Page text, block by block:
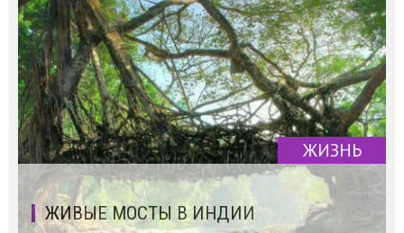
ЖИЗНЬ
ЖИВЫЕ МОСТЫ В ИНДИИ